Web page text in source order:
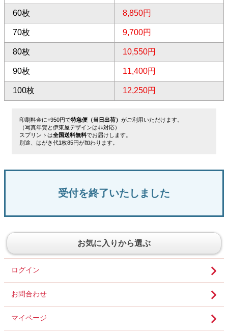
60枚 8,850円
70枚 9,700円
80枚 10,550円
90枚 11,400円
100枚 12,250円
印刷料金に+950円で特急便（当日出荷） がご利用いただけます。
（写真年賀と伊東屋デザインは非対応）
スプリントは全国送料無料でお届けします。
別途、はがき代1枚85円が加わります。
受付を終了いたしました
お気に入りから選ぶ
ログイン
お問合わせ
マイページ